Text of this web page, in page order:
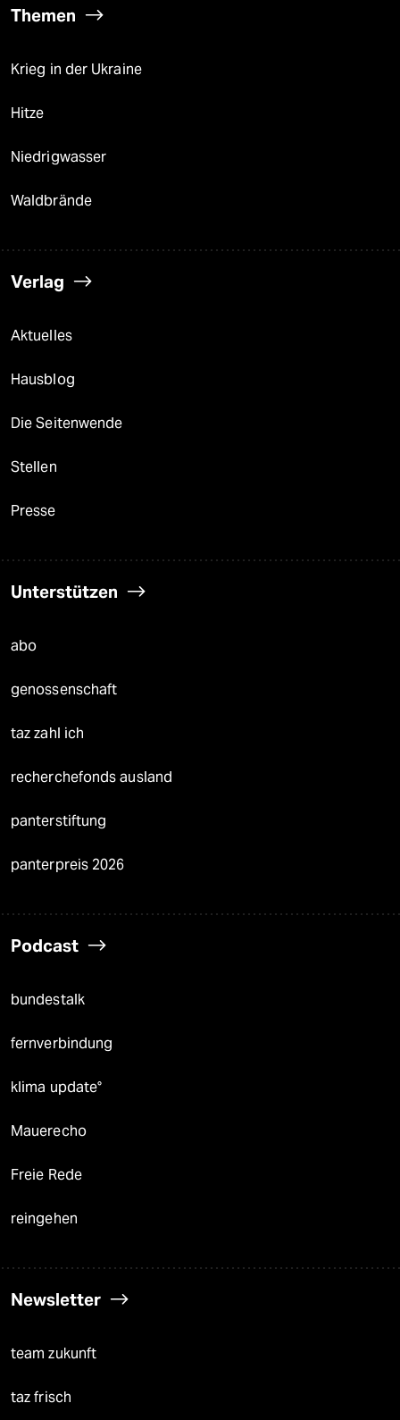
Themen
Krieg in der Ukraine
Hitze
Niedrigwasser
Waldbrände
Verlag
Aktuelles
Hausblog
Die Seitenwende
Stellen
Presse
Unterstützen
abo
genossenschaft
taz zahl ich
recherchefonds ausland
panterstiftung
panterpreis 2026
Podcast
bundestalk
fernverbindung
klima update°
Mauerecho
Freie Rede
reingehen
Newsletter
team zukunft
taz frisch